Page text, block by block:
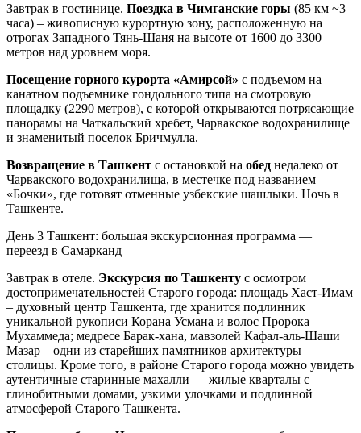
Завтрак в гостинице. Поездка в Чимганские горы (85 км ~3
часа) – живописную курортную зону, расположенную на
отрогах Западного Тянь-Шаня на высоте от 1600 до 3300
метров над уровнем моря.
Посещение горного курорта «Амирсой» с подъемом на
канатном подъемнике гондольного типа на смотровую
площадку (2290 метров), с которой открываются потрясающие
панорамы на Чаткальский хребет, Чарвакское водохранилище
и знаменитый поселок Бричмулла.
Возвращение в Ташкент с остановкой на обед недалеко от
Чарвакского водохранилища, в местечке под названием
«Бочки», где готовят отменные узбекские шашлыки. Ночь в
Ташкенте.
День 3 Ташкент: большая экскурсионная программа —
переезд в Самарканд
Завтрак в отеле. Экскурсия по Ташкенту с осмотром
достопримечательностей Старого города: площадь Хаст-Имам
– духовный центр Ташкента, где хранится подлинник
уникальной рукописи Корана Усмана и волос Пророка
Мухаммеда; медресе Барак-хана, мавзолей Кафал-аль-Шаши
Мазар – одни из старейших памятников архитектуры
столицы. Кроме того, в районе Старого города можно увидеть
аутентичные старинные махалли — жилые кварталы с
глинобитными домами, узкими улочками и подлинной
атмосферой Старого Ташкента.